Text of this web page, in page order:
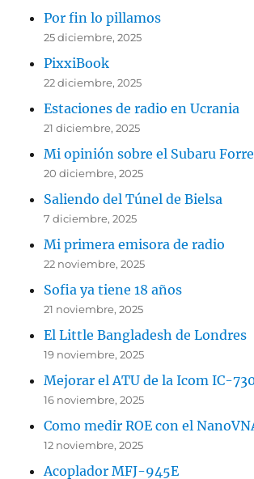
Por fin lo pillamos
25 diciembre, 2025
PixxiBook
22 diciembre, 2025
Estaciones de radio en Ucrania
21 diciembre, 2025
Mi opinión sobre el Subaru
20 diciembre, 2025
Saliendo del Túnel de Bielsa
7 diciembre, 2025
Mi primera emisora de radio
22 noviembre, 2025
Sofia ya tiene 18 años
21 noviembre, 2025
El Little Bangladesh de Londres
19 noviembre, 2025
Mejorar el ATU de la Icom IC-
16 noviembre, 2025
Como medir ROE con el
12 noviembre, 2025
Acoplador MFJ-945E